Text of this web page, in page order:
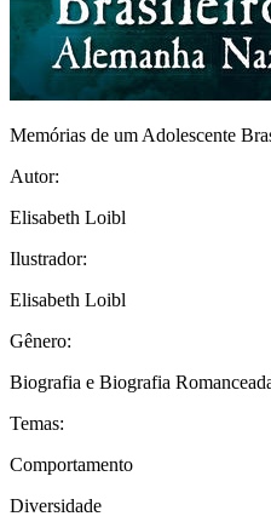
Memórias de um Adolescente
Autor:
Elisabeth Loibl
Ilustrador:
Elisabeth Loibl
Gênero:
Biografia e Biografia
Temas:
Comportamento
Diversidade